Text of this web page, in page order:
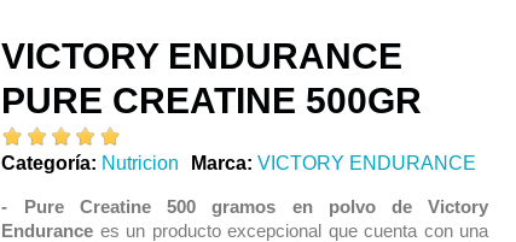
VICTORY ENDURANCE
PURE CREATINE 500GR
Categoría Nutricion Marca VICTORY ENDURANCE
- Pure Creatine 500 gramos en polvo de Victory
Endurance es un producto excepcional que cuenta con una